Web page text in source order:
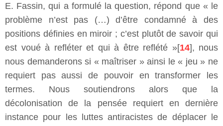
E. Fassin, qui a formulé la question, répond que « le
problème n’est pas (…) d’être condamné à des
positions définies en miroir ; c’est plutôt de savoir qui
est voué à refléter et qui à être reflété »[14], nous
nous demanderons si « maîtriser » ainsi le « jeu » ne
requiert pas aussi de pouvoir en transformer les
termes. Nous soutiendrons alors que la
décolonisation de la pensée requiert en dernière
instance pour les luttes antiracistes de déplacer le